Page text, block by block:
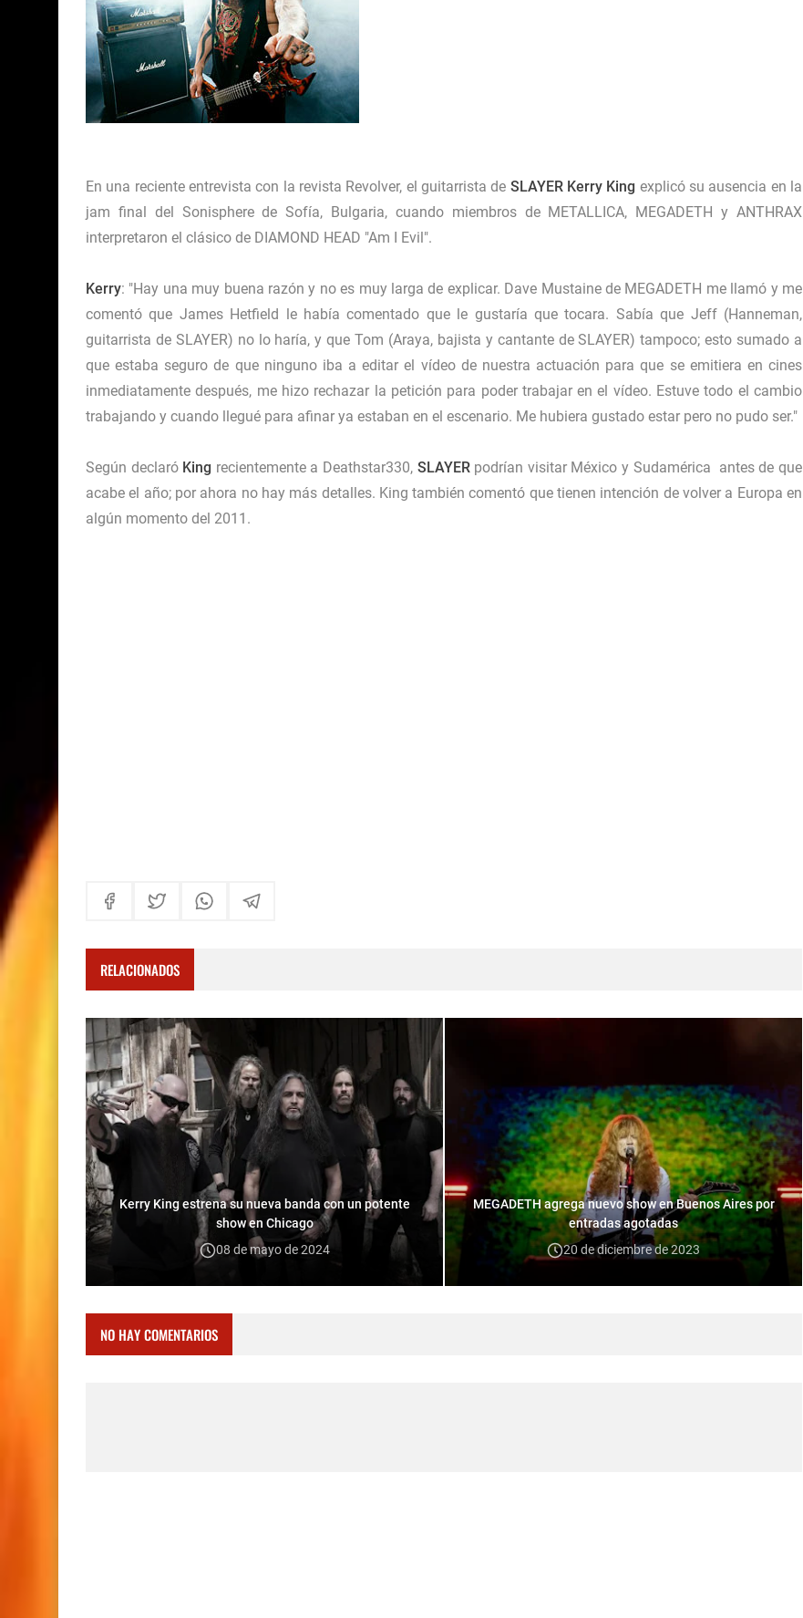
En una reciente entrevista con la revista Revolver, el guitarrista de SLAYER Kerry King explicó su ausencia en la
jam final del Sonisphere de Sofía, Bulgaria, cuando miembros de METALLICA, MEGADETH y ANTHRAX
interpretaron el clásico de DIAMOND HEAD "Am I Evil".
Kerry: "Hay una muy buena razón y no es muy larga de explicar. Dave Mustaine de MEGADETH me llamó y me
comentó que James Hetfield le había comentado que le gustaría que tocara. Sabía que Jeff (Hanneman,
guitarrista de SLAYER) no lo haría, y que Tom (Araya, bajista y cantante de SLAYER) tampoco; esto sumado a
que estaba seguro de que ninguno iba a editar el vídeo de nuestra actuación para que se emitiera en cines
inmediatamente después, me hizo rechazar la petición para poder trabajar en el vídeo. Estuve todo el cambio
trabajando y cuando llegué para afinar ya estaban en el escenario. Me hubiera gustado estar pero no pudo ser."
Según declaró King recientemente a Deathstar330, SLAYERpodrían visitar México y Sudamérica antes de que
acabe el año; por ahora no hay más detalles. King también comentó que tienen intención de volver a Europa en
algún momento del 2011.
RELACIONADOS
Kerry King estrena su nueva banda con un potente
show en Chicago
08 de mayo de 2024
MEGADETH agrega nuevo show en Buenos Aires por
entradas agotadas
20 de diciembre de 2023
NO HAY COMENTARIOS